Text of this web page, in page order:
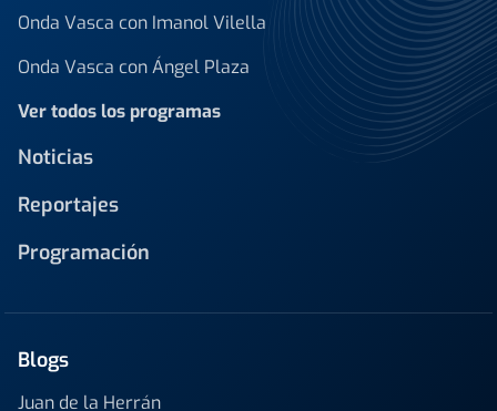
Onda Vasca con Imanol Vilella
Onda Vasca con Ángel Plaza
Ver todos los programas
Noticias
Reportajes
Programación
Blogs
Juan de la Herrán